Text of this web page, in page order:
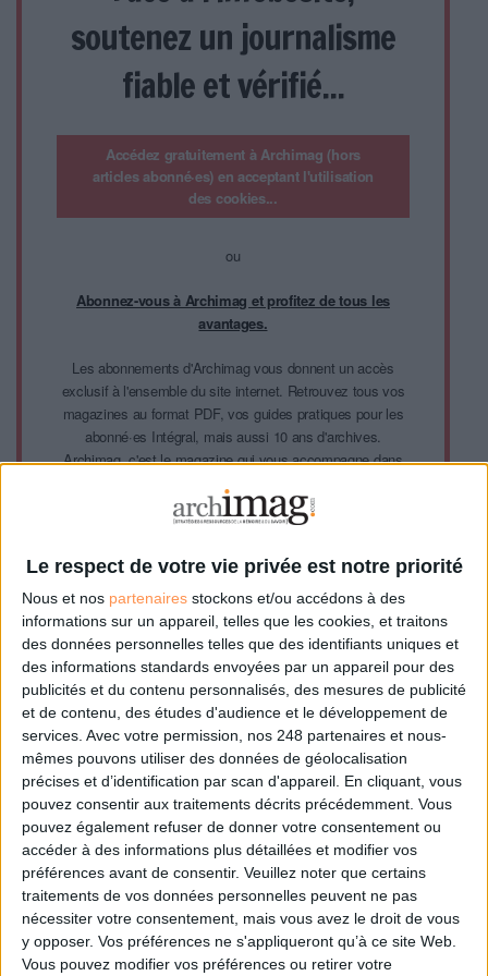
Le respect de votre vie privée est notre priorité
Nous et nos partenaires stockons et/ou accédons à des
informations sur un appareil, telles que les cookies, et traitons
des données personnelles telles que des identifiants uniques et
des informations standards envoyées par un appareil pour des
publicités et du contenu personnalisés, des mesures de publicité
et de contenu, des études d'audience et le développement de
services. Avec votre permission, nos 248 partenaires et nous-
mêmes pouvons utiliser des données de géolocalisation
précises et d’identification par scan d'appareil. En cliquant, vous
pouvez consentir aux traitements décrits précédemment. Vous
pouvez également refuser de donner votre consentement ou
accéder à des informations plus détaillées et modifier vos
préférences avant de consentir. Veuillez noter que certains
traitements de vos données personnelles peuvent ne pas
nécessiter votre consentement, mais vous avez le droit de vous
y opposer. Vos préférences ne s'appliqueront qu’à ce site Web.
Vous pouvez modifier vos préférences ou retirer votre
soutenez un journalisme
fiable et vérifié...
Accédez gratuitement à Archimag (hors
articles abonné·es) en acceptant l'utilisation
des cookies...
ou
Abonnez-vous à Archimag et profitez de tous les
avantages.
Les abonnements d'Archimag vous donnent un accès
exclusif à l'ensemble du site internet. Retrouvez tous vos
magazines au format PDF, vos guides pratiques pour les
abonné·es Intégral, mais aussi 10 ans d'archives.
Archimag, c'est le magazine qui vous accompagne dans
l'information, gestion documentaire, bibliothèques,
archivage électronique, data, intelligence artificielle...
noter que certains traitements de vos données
personnelles peuvent ne pas nécessiter votre
consentement. Vos préférences ne s'appliqueront qu'à ce
site Web. Vous pouvez modifier vos préférences en vous
abonnant sur ce site web ou en consultant notre politique
de confidentialité.
Déjà abonné.e ?Connectez-vous
Sur le même sujet:
Originalité de l'oeuvre : tout savoir sur cette notion du droit d’auteur
Comprendre le droit d'auteur : les cas de pluralités d'auteurs
Cet article vous intéresse?